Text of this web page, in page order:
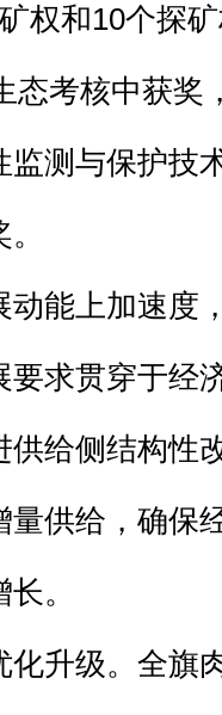
权和10个探
态考核中获奖
监测与保护技
能上加速度
求贯穿于经
供给侧结构性
量供给，确保
。
升级。全旗